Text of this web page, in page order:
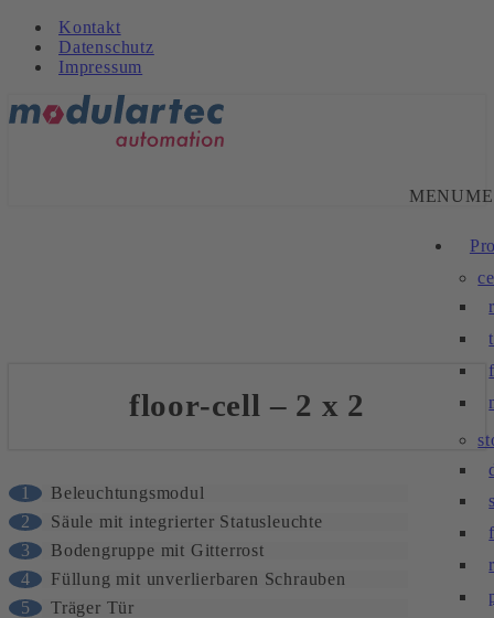
Kontakt
Datenschutz
Impressum
MENU
floor-cell – 2 x 2
1
Beleuchtungsmodul
2
Säule mit integrierter Statusleuchte
3
Bodengruppe mit Gitterrost
4
Füllung mit unverlierbaren Schrauben
5
Träger Tür